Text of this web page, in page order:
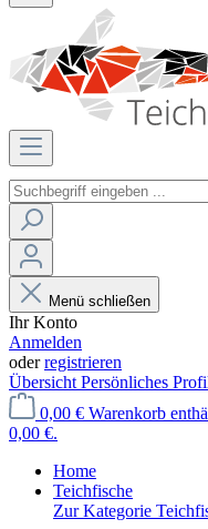
Menü schließen
Ihr Konto
Anmelden
oderregistrieren
Übersicht Persönliches
0,00 € Warenkorb
0,00 €.
Home
Teichfische
Zur Kategorie